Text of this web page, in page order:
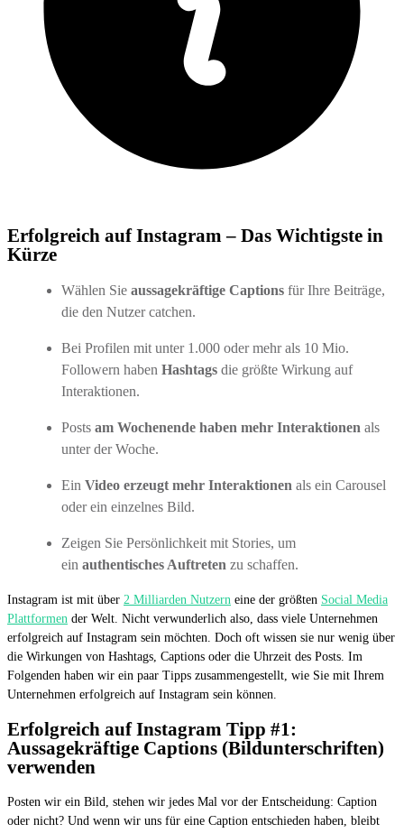
Erfolgreich auf Instagram – Das Wichtigste in
Kürze
Wählen Sie aussagekräftige Captions für Ihre Beiträge,
die den Nutzer catchen.
Bei Profilen mit unter 1.000 oder mehr als 10 Mio.
Followern haben Hashtags die größte Wirkung auf
Interaktionen.
Posts am Wochenende haben mehr Interaktionen als
unter der Woche.
Ein Video erzeugt mehr Interaktionen als ein Carousel
oder ein einzelnes Bild.
Zeigen Sie Persönlichkeit mit Stories, um
ein authentisches Auftreten zu schaffen.
Instagram ist mit über 2 Milliarden Nutzern eine der größten Social Media
Plattformen der Welt. Nicht verwunderlich also, dass viele Unternehmen
erfolgreich auf Instagram sein möchten. Doch oft wissen sie nur wenig über
die Wirkungen von Hashtags, Captions oder die Uhrzeit des Posts. Im
Folgenden haben wir ein paar Tipps zusammengestellt, wie Sie mit Ihrem
Unternehmen erfolgreich auf Instagram sein können.
Erfolgreich auf Instagram Tipp #1:
Aussagekräftige Captions (Bildunterschriften)
verwenden
Posten wir ein Bild, stehen wir jedes Mal vor der Entscheidung: Caption
oder nicht? Und wenn wir uns für eine Caption entschieden haben, bleibt